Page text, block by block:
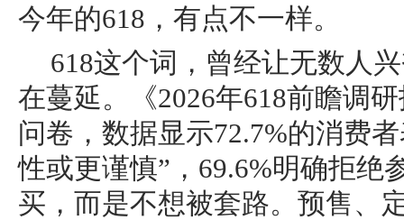
今年的618，有点不一样。
618这个词，曾经让无数人
在蔓延。《2026年618前瞻调
问卷，数据显示72.7%的消费
性或更谨慎”，69.6%明确拒
买，而是不想被套路。预售、